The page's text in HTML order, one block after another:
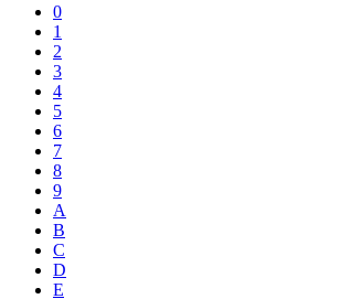
0
1
2
3
4
5
6
7
8
9
A
B
C
D
E